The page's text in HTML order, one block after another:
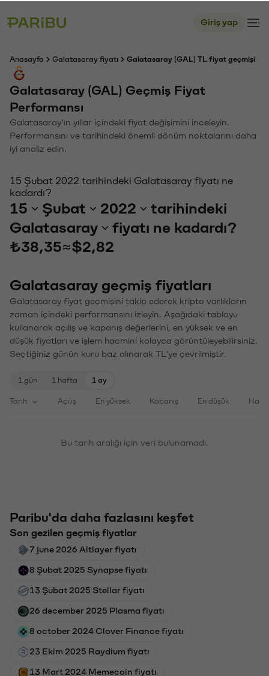
Giriş yap
Anasayfa Galatasaray fiyatı Galatasaray (GAL) TL fiyat geçmişi
Galatasaray (GAL) Geçmiş Fiyat
Performansı
Galatasaray'ın yıllar içindeki fiyat değişimini inceleyin.
Performansını ve tarihindeki önemli dönüm noktalarını daha
iyi analiz edin.
15 Şubat 2022 tarihindeki Galatasaray fiyatı ne
kadardı?
15 Şubat 2022
tarihindeki
Galatasaray
fiyatı ne kadardı?
₺38,35≈$2,82
Galatasaray geçmiş fiyatları
Galatasaray fiyat geçmişini takip ederek kripto varlıkların
zaman içindeki performansını izleyin. Aşağıdaki tabloyu
kullanarak açılış ve kapanış değerlerini, en yüksek ve en
düşük fiyatları ve işlem hacmini kolayca görüntüleyebilirsiniz.
Seçtiğiniz günün kuru baz alınarak TL'ye çevrilmiştir.
1 gün 1 hafta 1 ay
Tarih Açılış En yüksek Kapanış En düşük
Bu tarih aralığı için veri bulunamadı.
Paribu'da daha fazlasını keşfet
Son gezilen geçmiş fiyatlar
7 june 2026 Altlayer fiyatı
8 Şubat 2025 Synapse fiyatı
13 Şubat 2025 Stellar fiyatı
26 december 2025 Plasma fiyatı
8 october 2024 Clover Finance fiyatı
23 Ekim 2025 Raydium fiyatı
13 Mart 2024 Memecoin fiyatı